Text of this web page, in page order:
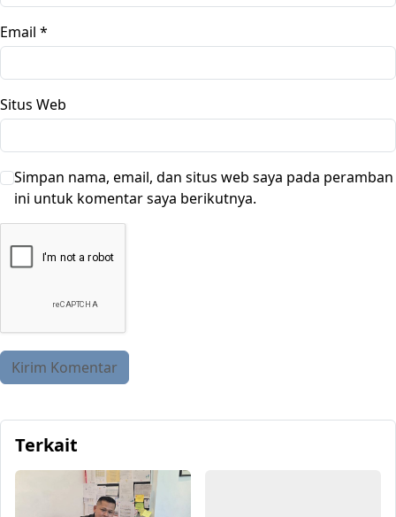
Email *
Situs Web
Simpan nama, email, dan situs web saya pada peramban
ini untuk komentar saya berikutnya.
Terkait